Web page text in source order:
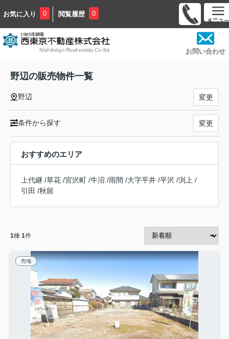
お気に入り 0 閲覧履歴 0
お問い合わせ
野辺の販売物件一覧
野辺 変更
条件から探す 変更
おすすめのエリア
上代継 /草花 /宮沢町 /牛沼 /雨間 /大字平井 /平沢 /渕上 /
引田 /秋留
1棟 1件
売地